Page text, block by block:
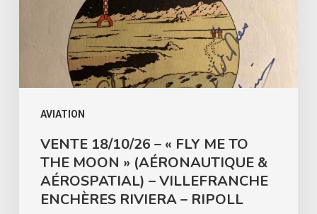
AVIATION
(AÉRONAUTIQUE
AÉROSPATIAL)
VILLEFRANCHE
ENCHÈRES
VENTE 18/10/26 – « FLY ME TO
THE MOON » (AÉRONAUTIQUE &
AÉROSPATIAL) – VILLEFRANCHE
ENCHÈRES RIVIERA – RIPOLL